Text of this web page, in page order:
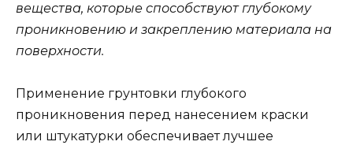
вещества, которые способствуют глубокому
проникновению и закреплению материала на
поверхности.
Применение грунтовки глубокого
проникновения перед нанесением краски
или штукатурки обеспечивает лучшее